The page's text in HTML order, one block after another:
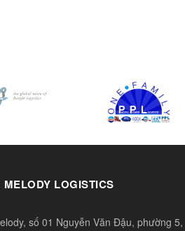
LOGISTICS
số 01 Nguyễn Văn Đậu, phường